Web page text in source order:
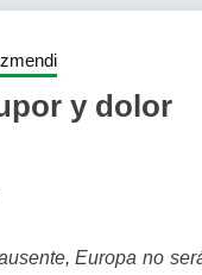
y dolor
Europa no